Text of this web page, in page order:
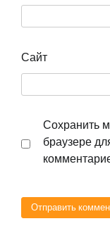
Сайт
Сохранить
браузере